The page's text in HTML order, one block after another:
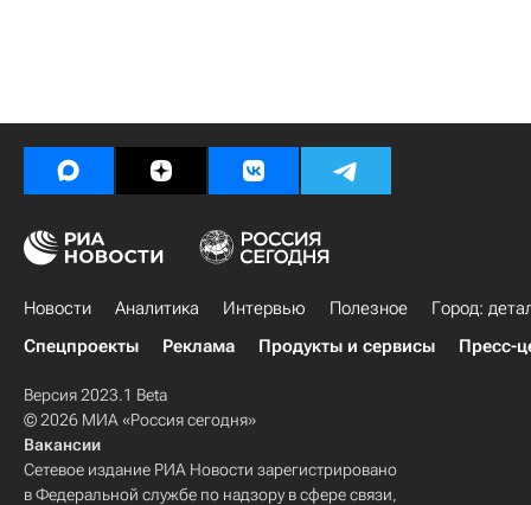
Новости Аналитика Интервью Полезное
Город:
Спецпроекты
Реклама Продукты и сервисы Пресс-
Версия 2023.1 Beta
© 2026 МИА «Россия сегодня»
Вакансии
Сетевое издание РИА Новости зарегистрировано
в Федеральной службе по надзору в сфере связи,